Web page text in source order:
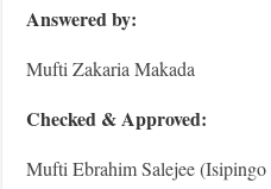
Answered by:
Mufti Zakaria Makada
Checked & Approved:
Mufti Ebrahim Salejee (Isipingo